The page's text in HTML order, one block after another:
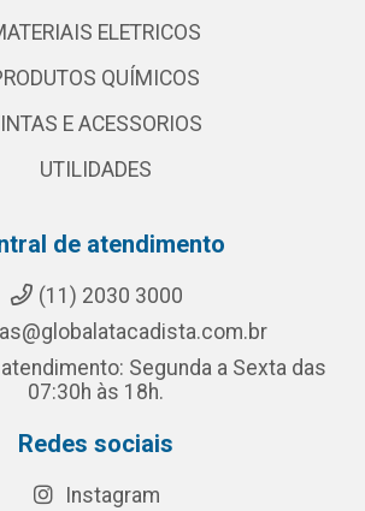
ELETRICOS
QUÍMICOS
E ACESSORIOS
UTILIDADES
de atendimento
(11) 2030 3000
Segunda a Sexta das
07:30h às 18h.
Redes sociais
Instagram